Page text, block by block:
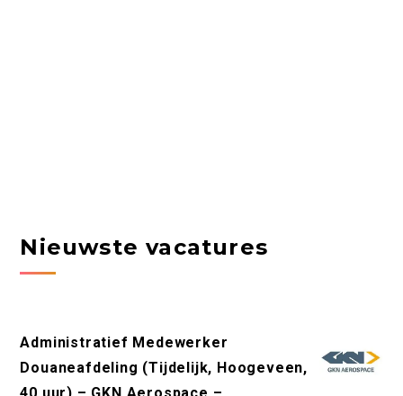
Nieuwste vacatures
Administratief Medewerker
Douaneafdeling (Tijdelijk, Hoogeveen,